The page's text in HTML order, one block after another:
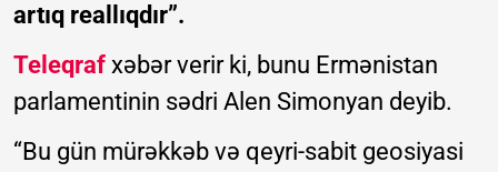
artıq reallıqdır”.
Teleqraf xəbər verir ki, bunu Ermənistan
parlamentinin sədri Alen Simonyan deyib.
“Bu gün mürəkkəb və qeyri-sabit geosiyasi